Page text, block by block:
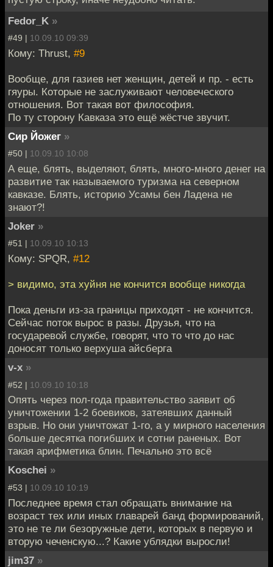
Fedor_K »
#49 | 10.09.10 09:39
Кому: Thrust, #9
Вообще, для газиев нет женщин, детей и пр. - есть
гяуры. Которые не заслуживают человеческого
отношения. Вот такая вот философия.
По ту сторону Кавказа это ещё жёстче звучит.
Сир Йожег »
#50 | 10.09.10 10:08
А еще, блять, выделяют, блять, много-много денег на
развитие так называемого туризма на северном
кавказе. Блять, историю Усамы бен Ладена не
знают?!
Joker »
#51 | 10.09.10 10:13
Кому: SPQR, #12
> видимо, эта хуйня не кончится вообще никогда
Пока деньги из-за границы приходят - не кончится.
Сейчас поток вырос в разы. Друзья, что на
государевой службе, говорят, что то что до нас
доносят только верхуша айсберга
v-x »
#52 | 10.09.10 10:18
Опять через пол-года правительство заявит об
уничтожении 1-2 боевиков, затеявших данный
взрыв. Но они уничтожат 1-го, а у мирного населения
больше десятка погибших и сотни раненых. Вот
такая арифметика блин. Печально это всё
Koschei »
#53 | 10.09.10 10:19
Последнее время стал обращать внимание на
возраст тех или иных главарей банд формирований,
это не те ли безоружные дети, которых в первую и
вторую чеченскую...? Какие ублядки выросли!
jim37 »